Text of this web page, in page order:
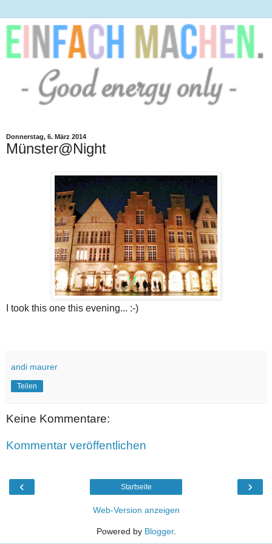
Donnerstag, 6. März 2014
Münster@Night
I took this one this evening... :-)
andi maurer
Teilen
Keine Kommentare:
Kommentar veröffentlichen
‹ ›
Startseite
Web-Version anzeigen
Powered by Blogger.